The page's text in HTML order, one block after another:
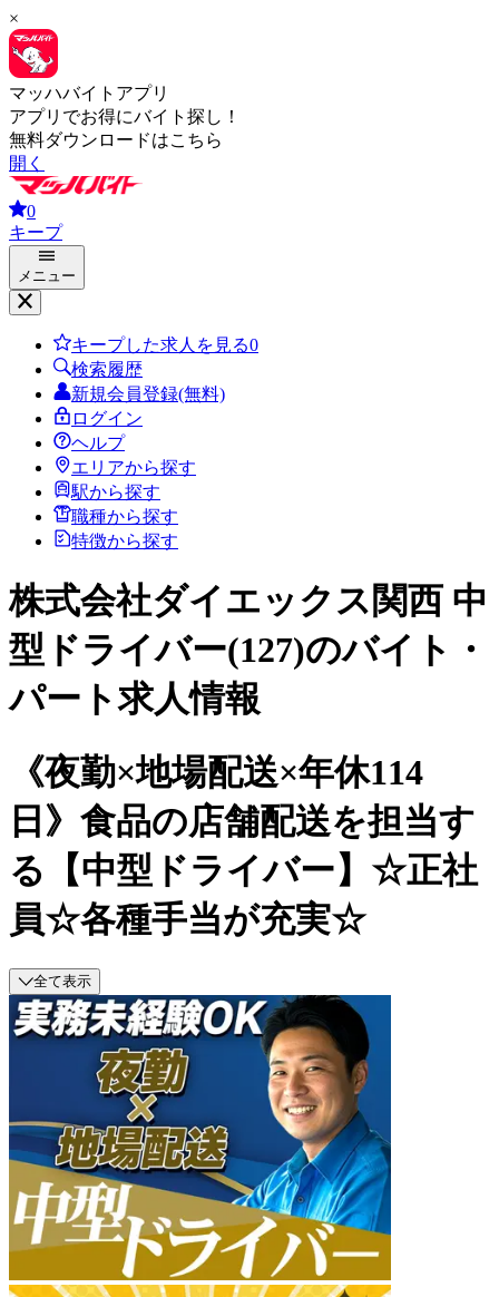
×
マッハバイトアプリ
アプリでお得にバイト探し！
無料ダウンロードはこちら
開く
0
キープ
メニュー
キープした求人を見る0
検索履歴
新規会員登録(無料)
ログイン
ヘルプ
エリアから探す
駅から探す
職種から探す
特徴から探す
株式会社ダイエックス関西 中
型ドライバー(127)のバイト・
パート求人情報
《夜勤×地場配送×年休114
日》食品の店舗配送を担当す
る【中型ドライバー】☆正社
員☆各種手当が充実☆
全て表示